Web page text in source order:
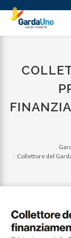
Gardauno
Spa
Collettore del